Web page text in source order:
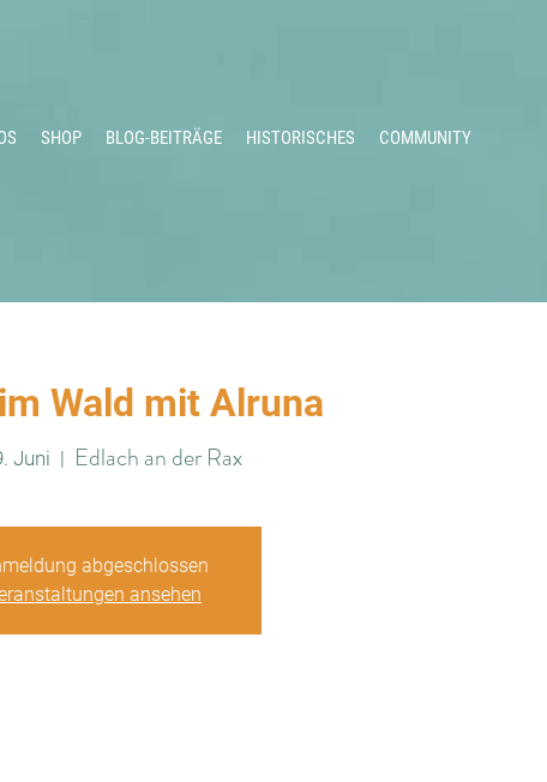
SHOP BLOG-BEITRÄGE HISTORISCHES COMMUNITY
Wald mit Alruna
Juni
  |
Edlach an der Rax
abgeschlossen
ansehen